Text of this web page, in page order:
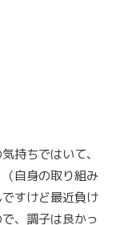
持ちではいて、
自身の取り組み
すけど最近負け
、調子は良かっ